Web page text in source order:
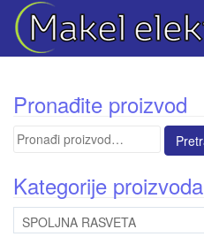
Pronađite proizvod
Pretraga
Kategorije proizvoda